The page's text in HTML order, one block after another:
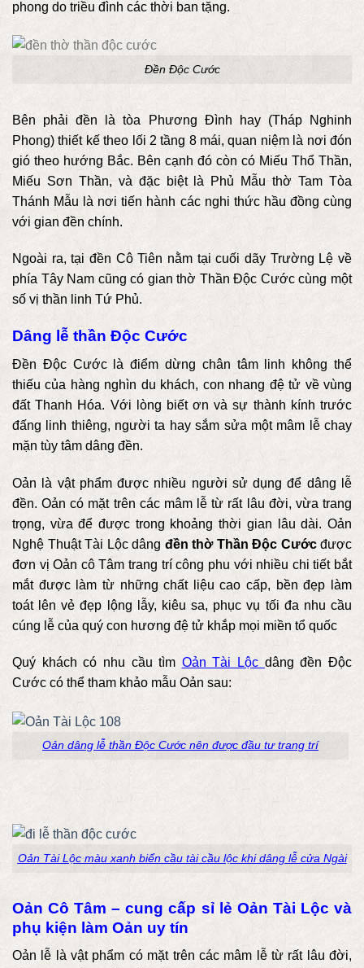
phong do triều đình các thời ban tặng.
Đền Độc Cước
Bên phải đền là tòa Phương Đình hay (Tháp Nghinh
Phong) thiết kế theo lối 2 tầng 8 mái, quan niệm là nơi đón
gió theo hướng Bắc. Bên cạnh đó còn có Miếu Thổ Thần,
Miếu Sơn Thần, và đặc biệt là Phủ Mẫu thờ Tam Tòa
Thánh Mẫu là nơi tiến hành các nghi thức hầu đồng cùng
với gian đền chính.
Ngoài ra, tại đền Cô Tiên nằm tại cuối dãy Trường Lệ về
phía Tây Nam cũng có gian thờ Thần Độc Cước cùng một
số vị thần linh Tứ Phủ.
Dâng lễ thần Độc Cước
Đền Độc Cước là điểm dừng chân tâm linh không thể
thiếu của hàng nghìn du khách, con nhang đệ tử về vùng
đất Thanh Hóa. Với lòng biết ơn và sự thành kính trước
đấng linh thiêng, người ta hay sắm sửa một mâm lễ chay
mặn tùy tâm dâng đền.
Oản là vật phẩm được nhiều người sử dụng để dâng lễ
đền. Oản có mặt trên các mâm lễ từ rất lâu đời, vừa trang
trọng, vừa để được trong khoảng thời gian lâu dài. Oản
Nghệ Thuật Tài Lộc dâng đền thờ Thần Độc Cướcđược
đơn vị Oản cô Tâm trang trí công phu với nhiều chi tiết bắt
mắt được làm từ những chất liệu cao cấp, bền đẹp làm
toát lên vẻ đẹp lộng lẫy, kiêu sa, phục vụ tối đa nhu cầu
cúng lễ của quý con hương đệ tử khắp mọi miền tổ quốc
Quý khách có nhu cầu tìm Oản Tài Lộc dâng đền Độc
Cước có thể tham khảo mẫu Oản sau:
Oản dâng lễ thần Độc Cước nên được đầu tư trang trí
Oản Tài Lộc màu xanh biển cầu tài cầu lộc khi dâng lễ cửa Ngài
Oản Cô Tâm – cung cấp sỉ lẻ Oản Tài Lộc và
phụ kiện làm Oản uy tín
Oản lễ là vật phẩm có mặt trên các mâm lễ từ rất lâu đời,